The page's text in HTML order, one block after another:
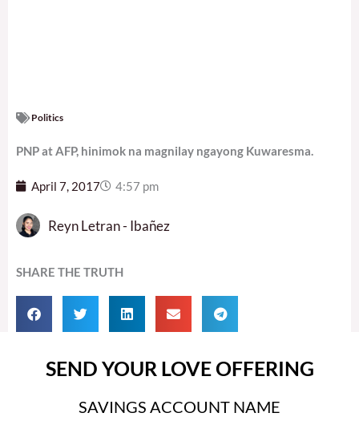
Politics
PNP at AFP, hinimok na magnilay ngayong Kuwaresma.
April 7, 2017 4:57 pm
Reyn Letran - Ibañez
SHARE THE TRUTH
SEND YOUR LOVE OFFERING
SAVINGS ACCOUNT NAME